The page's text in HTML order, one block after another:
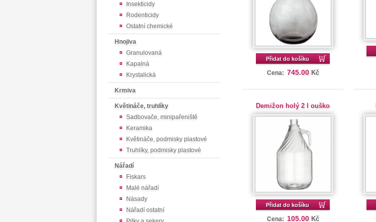
Insekticidy
Rodenticidy
Ostatní chemické
Hnojiva
Granulovaná
Kapalná
Krystalická
Krmiva
Květináče, truhlíky
Sadbovače, minipařeniště
Keramika
Květináče, podmisky plastové
Truhlíky, podmisky plastové
Nářadí
Fiskars
Malé nářadí
Násady
Nářadí ostatní
Přidat do košíku
Cena: 745.00 Kč
Demižon holý 2 l ouško
Přidat do košíku
Cena: 105.00 Kč